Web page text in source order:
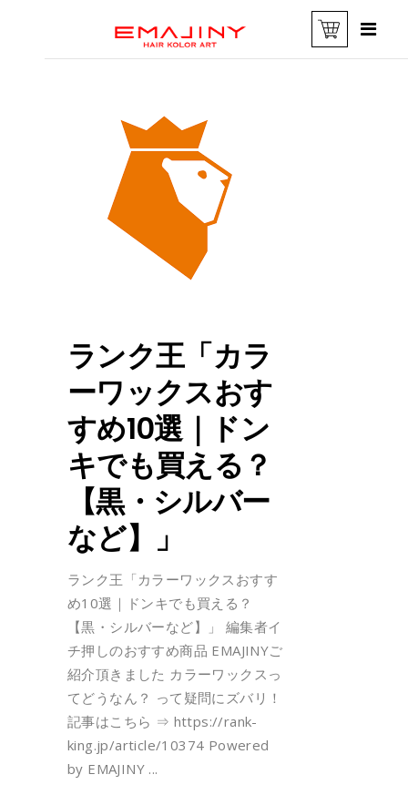
ランク王「カラ
ーワックスおす
すめ10選｜ドン
キでも買える？
【黒・シルバー
など】」
ランク王「カラーワックスおすす
め10選｜ドンキでも買える？
【黒・シルバーなど】」 編集者イ
チ押しのおすすめ商品 EMAJINYご
紹介頂きました カラーワックスっ
てどうなん？ って疑問にズバリ！
記事はこちら ⇒ https://rank-
king.jp/article/10374 Powered
by EMAJINY